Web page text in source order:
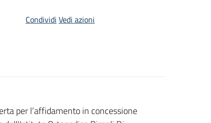
Condividi Vedi azioni
per l’affidamento in concessione